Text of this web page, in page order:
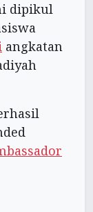
dipikul
angkatan